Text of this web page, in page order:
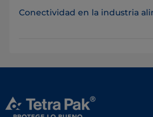
Conectividad en la industria